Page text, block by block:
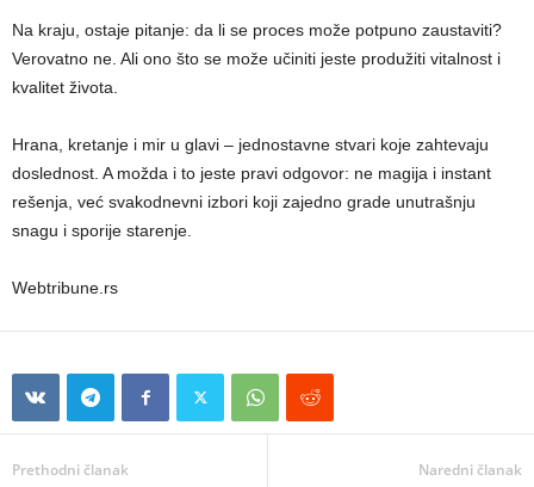
Na kraju, ostaje pitanje: da li se proces može potpuno zaustaviti?
Verovatno ne. Ali ono što se može učiniti jeste produžiti vitalnost i
kvalitet života.
Hrana, kretanje i mir u glavi – jednostavne stvari koje zahtevaju
doslednost. A možda i to jeste pravi odgovor: ne magija i instant
rešenja, već svakodnevni izbori koji zajedno grade unutrašnju
snagu i sporije starenje.
Webtribune.rs
Prethodni članak Naredni članak